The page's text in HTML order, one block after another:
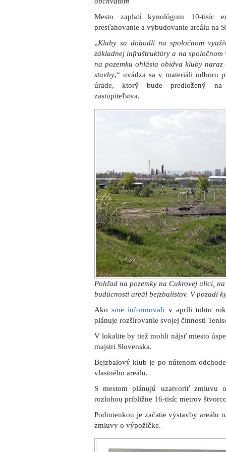
Mesto zaplatí kynológom 10-tisíc
presťahovanie a vybudovanie areálu na
„Kluby sa dohodli na spoločnom
základnej infraštruktúry a na spoločnom
na pozemku ohlásia obidva kluby
stavby,“ uvádza sa v materiáli odboru
úrade, ktorý bude predložený na
zastupiteľstva.
Pohľad na pozemky na Cukrovej ulici,
budúcnosti areál bejzbalistov. V pozadí
Akosme informovali v apríli tohto
plánuje rozširovanie svojej činnosti
V lokalite by tiež mohli nájsť miesto
majstri Slovenska.
Bejzbalový klub je po nútenom
vlastného areálu.
S mestom plánujú uzatvoriť zmluvu
rozlohou približne 16-tisíc metrov
Podmienkou je začatie výstavby areálu
zmluvy o výpožičke.